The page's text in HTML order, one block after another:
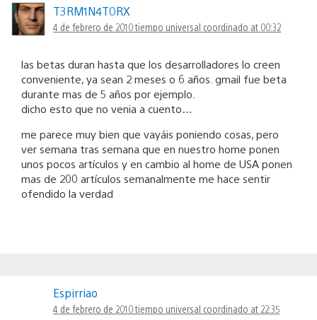
T3RM1N4T0RX
4 de febrero de 2010 tiempo universal coordinado at 00:32
las betas duran hasta que los desarrolladores lo creen
conveniente, ya sean 2 meses o 6 años. gmail fue beta
durante mas de 5 años por ejemplo.
dicho esto que no venia a cuento…
me parece muy bien que vayáis poniendo cosas, pero
ver semana tras semana que en nuestro home ponen
unos pocos artículos y en cambio al home de USA ponen
mas de 200 artículos semanalmente me hace sentir
ofendido la verdad
Espirriao
4 de febrero de 2010 tiempo universal coordinado at 22:35